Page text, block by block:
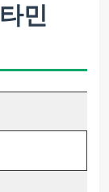
민